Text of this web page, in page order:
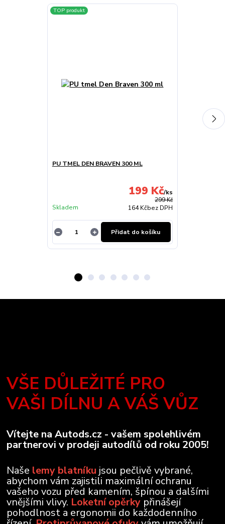
TOP produkt
PU TMEL DEN BRAVEN 300 ML
299 Kč
199 Kč/ks
164 Kčbez DPH
Skladem
Přidat do košíku
VŠE DŮLEŽITÉ PRO
VAŠI DÍLNU A VÁŠ VŮZ
Vítejte na Autods.cz - vašem spolehlivém
partnerovi v prodeji autodílů od roku 2005!
Naše lemy blatníku jsou pečlivě vybrané,
abychom vám zajistili maximální ochranu
vašeho vozu před kamením, špínou a dalšími
vnějšími vlivy. Loketní opěrky přinášejí
pohodlnost a ergonomii do každodenního